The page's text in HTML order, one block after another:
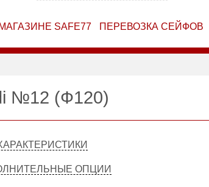
SAFE77 ПЕРЕВОЗКА СЕЙФОВ
№12 (Ф120)
ОПЦИИ